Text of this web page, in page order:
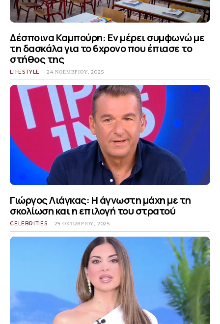
Δέσποινα Καμπούρη: Εν μέρει συμφωνώ με
τη δασκάλα για το 6χρονο που έπιασε το
στήθος της
LIFESTYLE 24 ΝΟΕΜΒΡΊΟΥ, 2025
Γιώργος Λιάγκας: Η άγνωστη μάχη με τη
σκολίωση και η επιλογή του στρατού
CELEBRITIES 29 ΟΚΤΩΒΡΊΟΥ, 2025